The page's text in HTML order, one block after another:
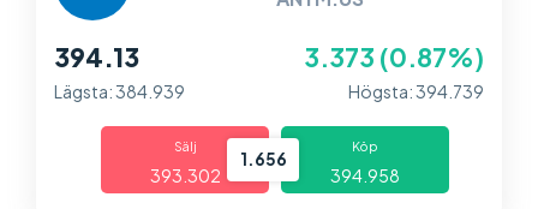
394.13 3.373 (0.87%)
Lägsta: 384.939 Högsta: 394.739
Sälj
393.302
1.656
Köp
394.958